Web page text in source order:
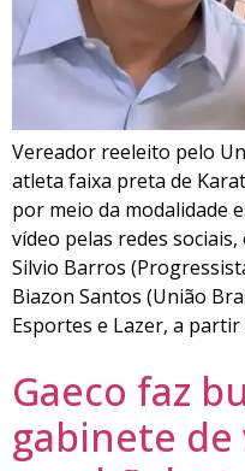
Vereador reeleito pelo
atleta faixa preta de
por meio da modalidade
vídeo pelas redes
Silvio Barros
Biazon Santos (União
Esportes e Lazer, a
Gaeco faz
gabinete